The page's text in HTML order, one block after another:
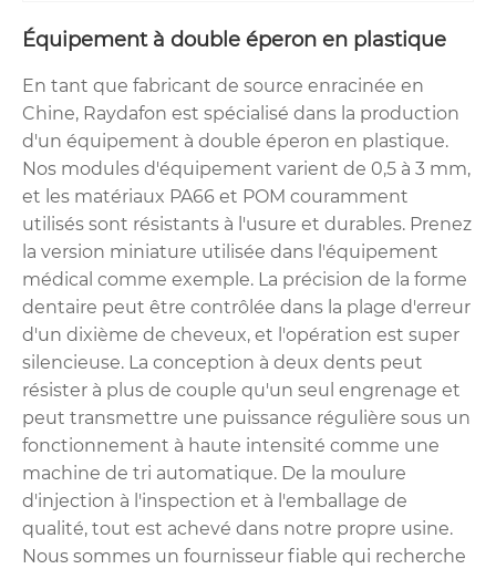
Équipement à double éperon en plastique
En tant que fabricant de source enracinée en
Chine, Raydafon est spécialisé dans la production
d'un équipement à double éperon en plastique.
Nos modules d'équipement varient de 0,5 à 3 mm,
et les matériaux PA66 et POM couramment
utilisés sont résistants à l'usure et durables. Prenez
la version miniature utilisée dans l'équipement
médical comme exemple. La précision de la forme
dentaire peut être contrôlée dans la plage d'erreur
d'un dixième de cheveux, et l'opération est super
silencieuse. La conception à deux dents peut
résister à plus de couple qu'un seul engrenage et
peut transmettre une puissance régulière sous un
fonctionnement à haute intensité comme une
machine de tri automatique. De la moulure
d'injection à l'inspection et à l'emballage de
qualité, tout est achevé dans notre propre usine.
Nous sommes un fournisseur fiable qui recherche